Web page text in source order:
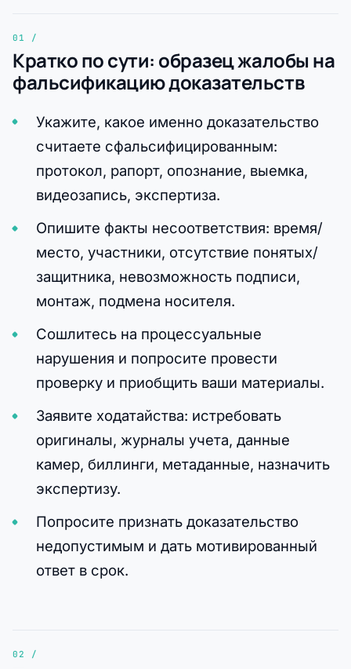
Кратко по сути: образец жалобы на
фальсификацию доказательств
Укажите, какое именно доказательство
считаете сфальсифицированным:
протокол, рапорт, опознание, выемка,
видеозапись, экспертиза.
Опишите факты несоответствия: время/
место, участники, отсутствие понятых/
защитника, невозможность подписи,
монтаж, подмена носителя.
Сошлитесь на процессуальные
нарушения и попросите провести
проверку и приобщить ваши материалы.
Заявите ходатайства: истребовать
оригиналы, журналы учета, данные
камер, биллинги, метаданные, назначить
экспертизу.
Попросите признать доказательство
недопустимым и дать мотивированный
ответ в срок.